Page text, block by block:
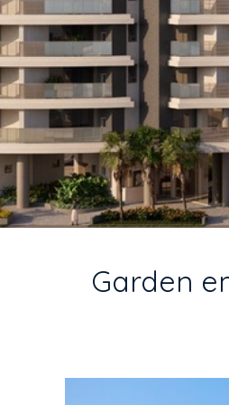
Garden